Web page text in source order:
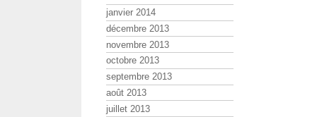
janvier 2014
décembre 2013
novembre 2013
octobre 2013
septembre 2013
août 2013
juillet 2013